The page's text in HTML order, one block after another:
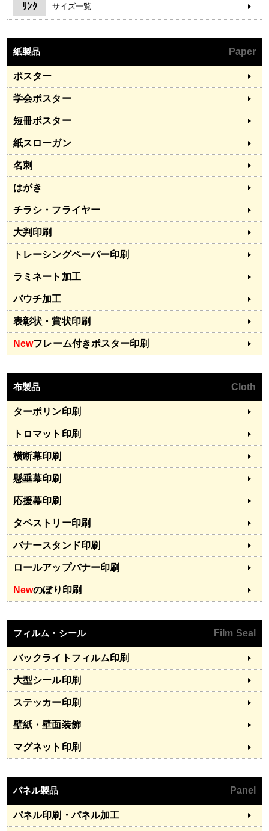
ﾘﾝｸ サイズ一覧
紙製品 Paper
ポスター
学会ポスター
短冊ポスター
紙スローガン
名刺
はがき
チラシ・フライヤー
大判印刷
トレーシングペーパー印刷
ラミネート加工
パウチ加工
表彰状・賞状印刷
Newフレーム付きポスター印刷
布製品 Cloth
ターポリン印刷
トロマット印刷
横断幕印刷
懸垂幕印刷
応援幕印刷
タペストリー印刷
バナースタンド印刷
ロールアップバナー印刷
Newのぼり印刷
フィルム・シール Film Seal
バックライトフィルム印刷
大型シール印刷
ステッカー印刷
壁紙・壁面装飾
マグネット印刷
パネル製品 Panel
パネル印刷・パネル加工